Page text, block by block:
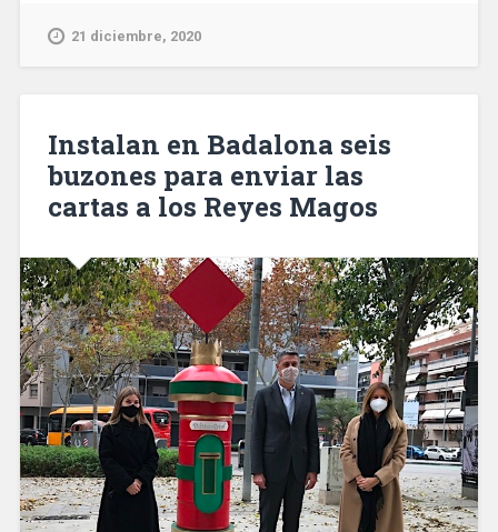
y
Barcelona
y
construir
el
el
barrio
Congrés-
Indians»
21 diciembre, 2020
Instalan en Badalona seis
buzones para enviar las
cartas a los Reyes Magos